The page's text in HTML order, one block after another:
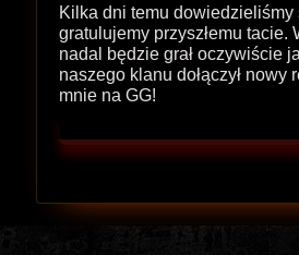
Kilka dni temu dowiedzieliśmy
gratulujemy przyszłemu
nadal będzie grał oczywiście
naszego klanu dołączył nowy
mnie na GG!